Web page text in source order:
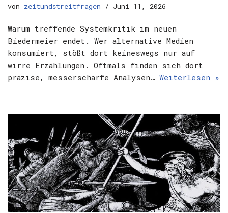
von zeitundstreitfragen Juni 11, 2026
Warum treffende Systemkritik im neuen
Biedermeier endet. Wer alternative Medien
konsumiert, stößt dort keineswegs nur auf
wirre Erzählungen. Oftmals finden sich dort
präzise, messerscharfe Analysen… Weiterlesen »